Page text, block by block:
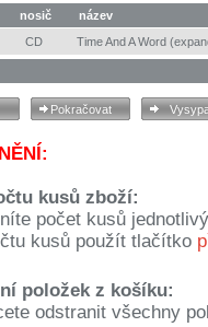
nosič
název
CD
Time And A Word
kusů zboží:
počet kusů
kusů použít tlačítko
položek z košíku:
odstranit všechny